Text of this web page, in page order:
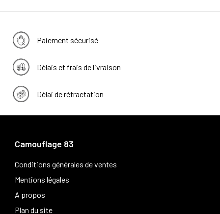
Paiement sécurisé
Délais et frais de livraison
Délai de rétractation
Camouflage 83
Conditions générales de ventes
Mentions légales
A propos
Plan du site